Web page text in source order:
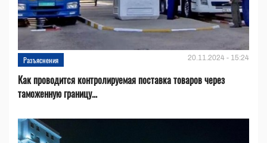
Разъяснения 20.11.2024 - 15:24
Как проводится контролируемая поставка товаров через
таможенную границу...